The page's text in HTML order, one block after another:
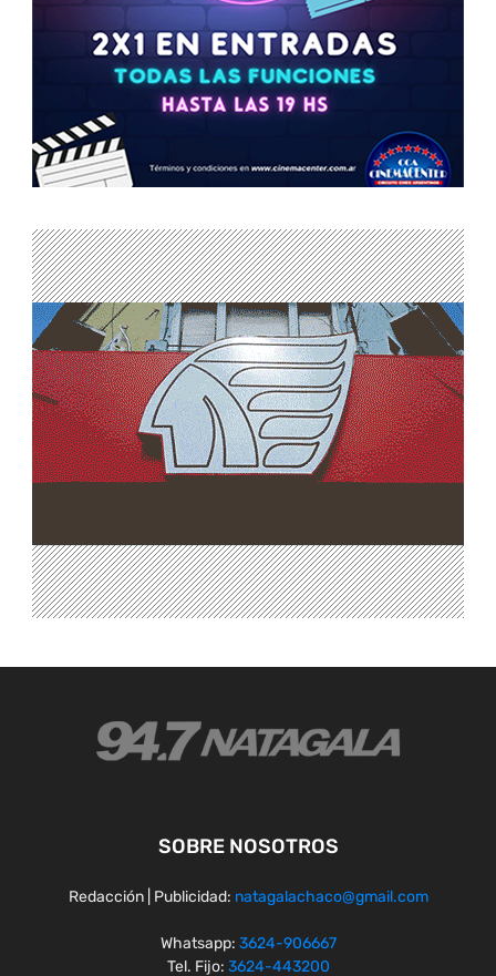
SOBRE NOSOTROS
Redacción | Publicidad: natagalachaco@gmail.com
Whatsapp: 3624-906667
Tel. Fijo: 3624-443200